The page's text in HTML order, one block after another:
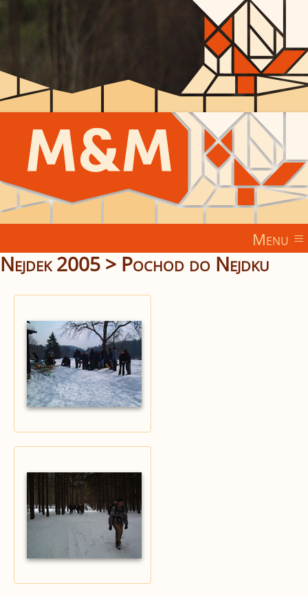
Menu
Nejdek 2005 > Pochod do Nejdku